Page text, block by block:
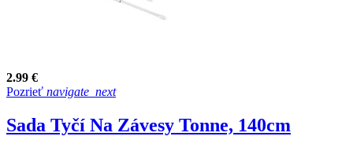
2.99 €
Pozrieť navigate_next
Sada Tyčí Na Závesy Tonne, 140cm